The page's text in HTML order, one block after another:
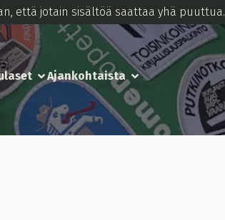
että jotain sisältöä saattaa yhä puuttua.
Ajankohtaista